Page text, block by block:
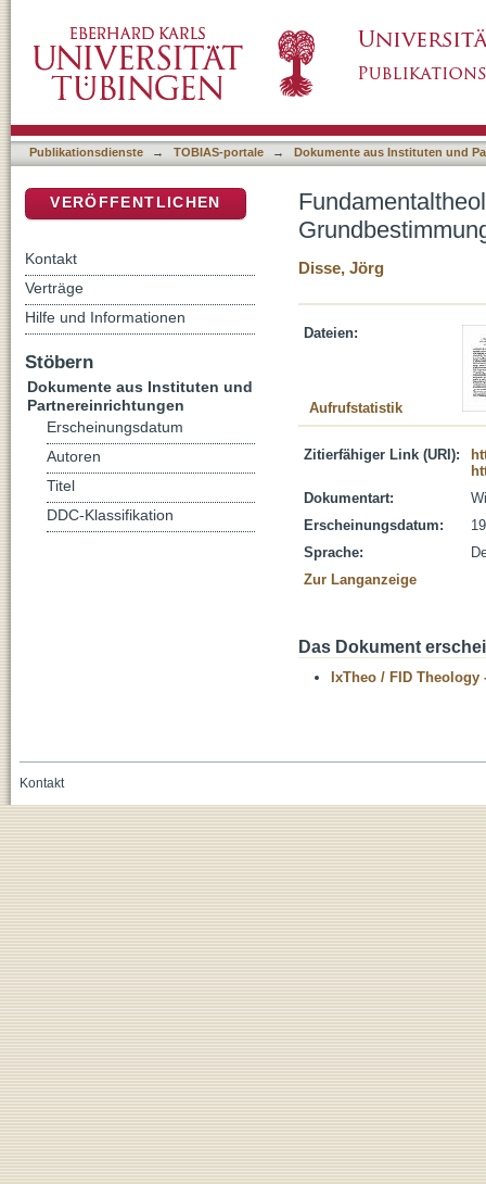
Publikationsdienste → TOBIAS-portale → Dokumente aus Instituten und
Disse, Jörg
Dateien:
Aufrufstatistik
Zitierfähiger Link (URI):
Dokumentart:
Erscheinungsdatum:
Sprache:
Zur Langanzeige
Das Dokument
IxTheo / FID Theology
VERÖFFENTLICHEN
Kontakt
Verträge
Hilfe und Informationen
Stöbern
Dokumente aus Instituten und
Partnereinrichtungen
Erscheinungsdatum
Autoren
Titel
DDC-Klassifikation
Kontakt